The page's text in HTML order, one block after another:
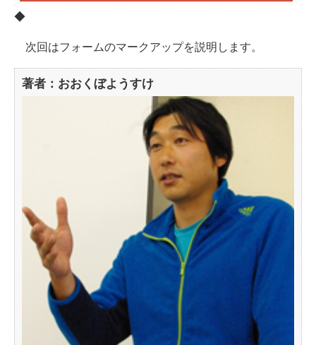
◆
次回はフォームのマークアップを説明します。
著者：おおくぼようすけ